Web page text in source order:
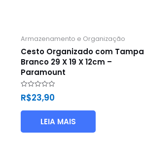
Armazenamento e Organização
Cesto Organizado com Tampa
Branco 29 X 19 X 12cm –
Paramount
Avaliação
0
5
R$23,90
LEIA MAIS